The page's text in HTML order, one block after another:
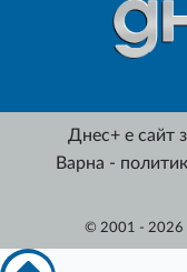
Днес+ е сайт
Варна -
© 2001 - 2026